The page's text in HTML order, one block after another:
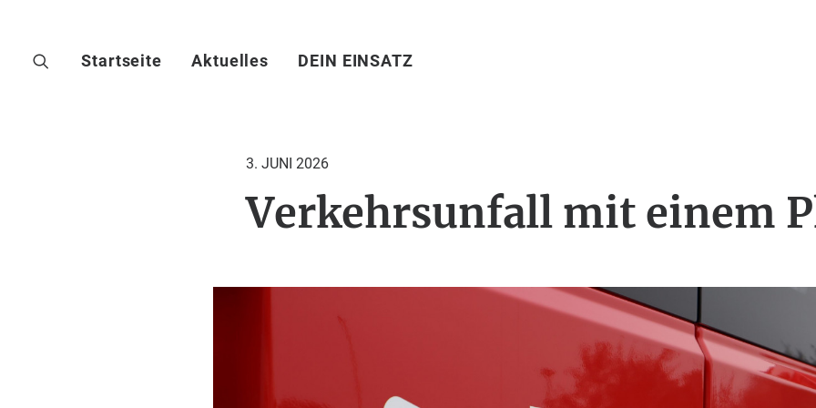
Startseite Aktuelles DEIN EINSATZ
3. JUNI 2026
Verkehrsunfall mit einem